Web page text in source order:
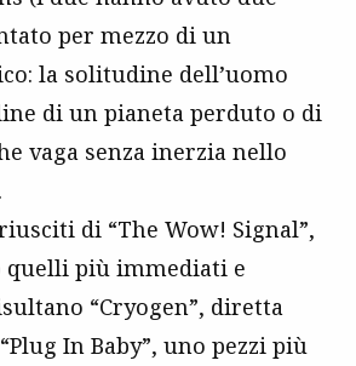
per mezzo di un
la solitudine dell’uomo
di un pianeta perduto o di
vaga senza inerzia nello
di “The Wow! Signal”,
quelli più immediati e
“Cryogen”, diretta
In Baby”, uno pezzi più